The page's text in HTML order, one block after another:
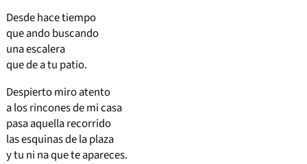
Desde hace tiempo
que ando buscando
una escalera
que de a tu patio.
Despierto miro atento
a los rincones de mi casa
pasa aquella recorrido
las esquinas de la plaza
y tu ni na que te apareces.